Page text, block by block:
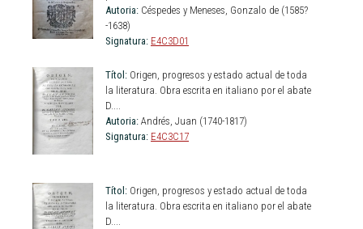
Autoria: Céspedes y Meneses, Gonzalo de (1585?
-1638)
Signatura: E4C3D01
Títol: Origen, progresos y estado actual de toda
la literatura. Obra escrita en italiano por el abate
D....
Autoria: Andrés, Juan (1740-1817)
Signatura: E4C3C17
Títol: Origen, progresos y estado actual de toda
la literatura. Obra escrita en italiano por el abate
D....